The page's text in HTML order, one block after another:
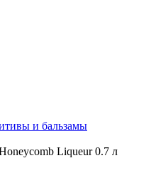
и бальзамы
Liqueur 0.7 л